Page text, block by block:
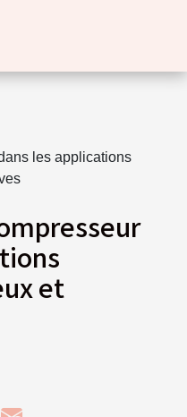
les applications
et